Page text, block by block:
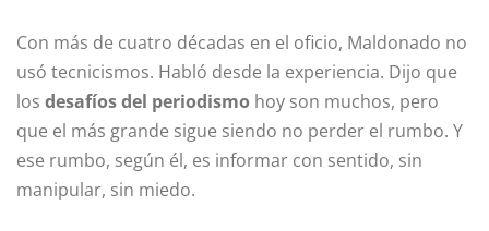
Con más de cuatro décadas en el oficio, Maldonado no
usó tecnicismos. Habló desde la experiencia. Dijo que
los desafíos del periodismo hoy son muchos, pero
que el más grande sigue siendo no perder el rumbo. Y
ese rumbo, según él, es informar con sentido, sin
manipular, sin miedo.